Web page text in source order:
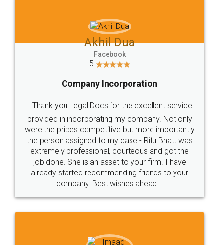
Akhil Chennupati
Facebook
Thank you Legal docs! I've applied FSSAI
licence through them. Their customer service
(Pooja) was prompt and very helpful. I had to
reach out to them periodically because of an
input error from my end. Pooja was very patient
in handling this issue. She had assisted me till
completion. Thanks for the service.